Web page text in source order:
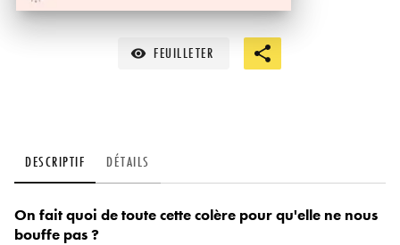
visibility FEUILLETER
DESCRIPTIF DÉTAILS
On fait quoi de toute cette colère pour qu'elle ne nous
bouffe pas ?